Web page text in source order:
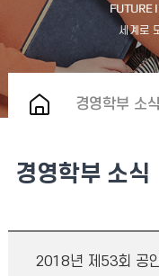
경영학부 소식
경영학부 소식
2018년 제53회 공